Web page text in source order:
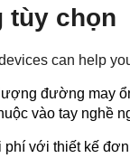
tùy chọn
can help
đường may
vào tay nghề
phí với thiết kế